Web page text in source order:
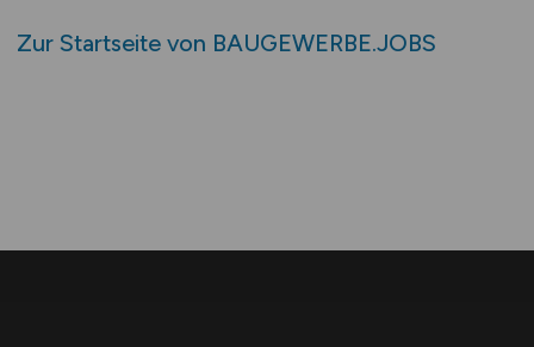
Zur Startseite von BAUGEWERBE.JOBS